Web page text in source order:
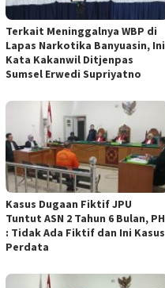
Terkait Meninggalnya WBP di
Lapas Narkotika Banyuasin, Ini
Kata Kakanwil Ditjenpas
Sumsel Erwedi Supriyatno
Kasus Dugaan Fiktif JPU
Tuntut ASN 2 Tahun 6 Bulan, PH
: Tidak Ada Fiktif dan Ini Kasus
Perdata